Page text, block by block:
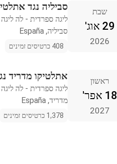
שבת
29 אוג'
2026
סביליה נגד
ליגה ספרדית - לה ליגה
סביליה, España
408 כרטיסים זמינים
ראשון
18 אפר'
2027
אתלטיקו מדריד
ליגה ספרדית - לה ליגה
מדריד, España
1,378 כרטיסים זמינים